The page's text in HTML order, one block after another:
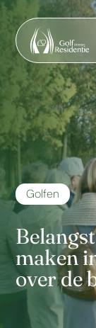
Golfen
maken
over de